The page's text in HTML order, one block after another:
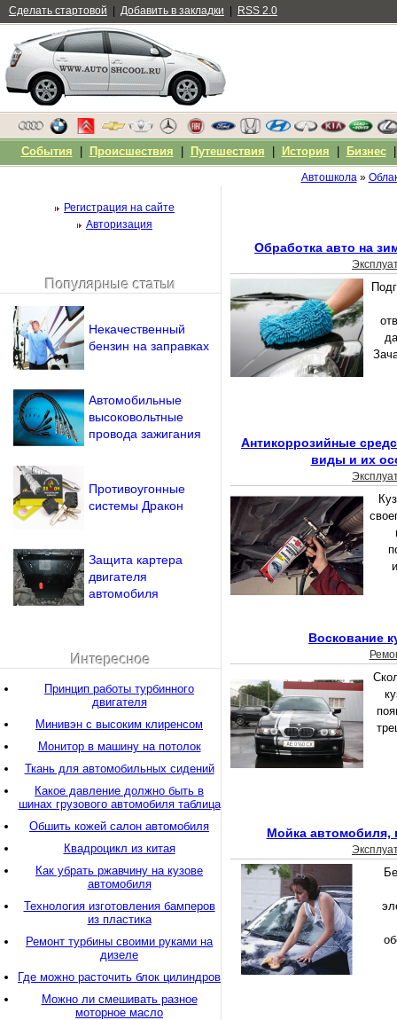
Автошкола»
Обработка авто на
Антикоррозийные
виды и их
Воскование
Мойка автомобиля,
Регистрация на сайте
Авторизация
Напомнить пароль?
Популярные статьи
Некачественный
бензин на заправках
Автомобильные
высоковольтные
провода зажигания
Противоугонные
системы Дракон
Защита картера
двигателя
автомобиля
Интересное
Принцип работы турбинного
двигателя
Минивэн с высоким клиренсом
Монитор в машину на потолок
Ткань для автомобильных сидений
Какое давление должно быть в
шинах грузового автомобиля таблица
Обшить кожей салон автомобиля
Квадроцикл из китая
Как убрать ржавчину на кузове
автомобиля
Технология изготовления бамперов
из пластика
Ремонт турбины своими руками на
дизеле
Где можно расточить блок цилиндров
Можно ли смешивать разное
моторное масло
Сделать стартовой Добавить в закладки RSS 2.0
События Происшествия Путешествия История Бизнес